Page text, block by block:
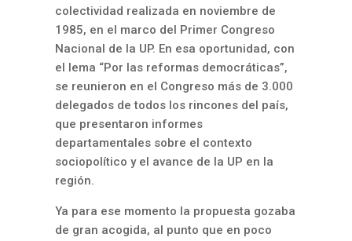
colectividad realizada en noviembre de
1985, en el marco del Primer Congreso
Nacional de la UP. En esa oportunidad, con
el lema “Por las reformas democráticas”,
se reunieron en el Congreso más de 3.000
delegados de todos los rincones del país,
que presentaron informes
departamentales sobre el contexto
sociopolítico y el avance de la UP en la
región.
Ya para ese momento la propuesta gozaba
de gran acogida, al punto que en poco